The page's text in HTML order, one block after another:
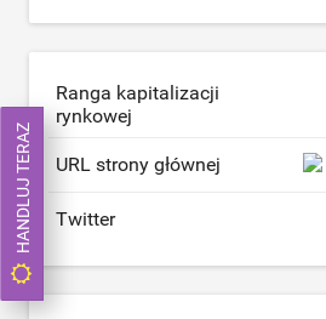
Ranga kapitalizacji
rynkowej
URL strony głównej
Twitter
HANDLUJ TERAZ